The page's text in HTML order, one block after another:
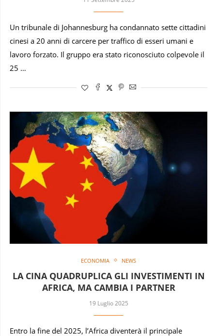
Un tribunale di Johannesburg ha condannato sette cittadini
cinesi a 20 anni di carcere per traffico di esseri umani e
lavoro forzato. Il gruppo era stato riconosciuto colpevole il
25 …
ECONOMIA NEWS
LA CINA QUADRUPLICA GLI INVESTIMENTI IN
AFRICA, MA CAMBIA I PARTNER
19 Luglio 2025
Entro la fine del 2025, l’Africa diventerà il principale